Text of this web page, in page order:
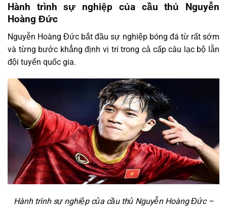
Hành trình sự nghiệp của cầu thủ Nguyễn
Hoàng Đức
Nguyễn Hoàng Đức bắt đầu sự nghiệp bóng đá từ rất sớm
và từng bước khẳng định vị trí trong cả cấp câu lạc bộ lẫn
đội tuyển quốc gia.
Hành trình sự nghiệp của cầu thủ Nguyễn Hoàng Đức –